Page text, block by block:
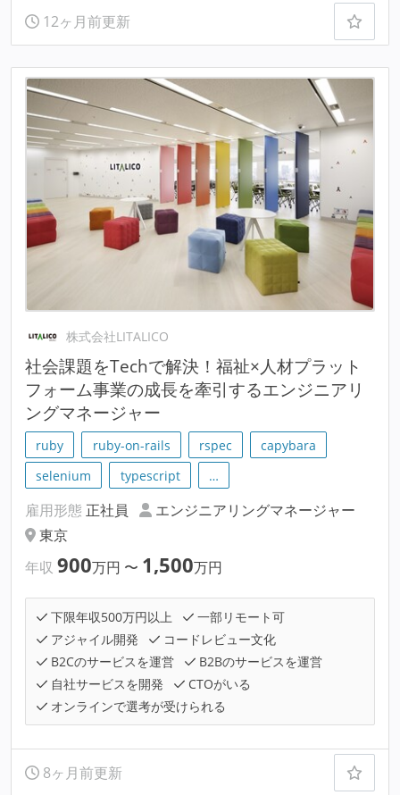
12ヶ月前更新
株式会社LITALICO
社会課題をTechで解決！福祉×人材プラット
フォーム事業の成長を牽引するエンジニアリ
ングマネージャー
ruby ruby-on-rails rspec
capybara
selenium
typescript …
雇用形態 正社員
エンジニアリングマネージャー
東京
年収 900万円 〜 1,500万円
下限年収500万円以上
一部リモート可
アジャイル開発
コードレビュー文化
B2Cのサービスを運営
B2Bのサービスを運営
自社サービスを開発
CTOがいる
オンラインで選考が受けられる
8ヶ月前更新